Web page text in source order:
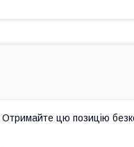
Отримайте цю позицію